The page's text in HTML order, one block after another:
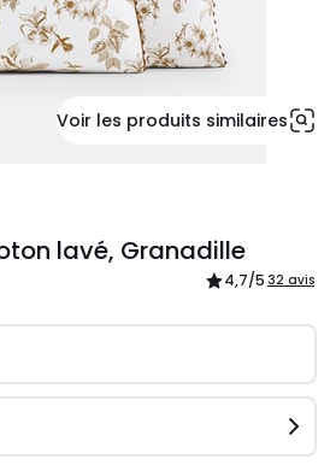
Voir les produits similaires
lavé, Granadille
4,7/5 32 avis